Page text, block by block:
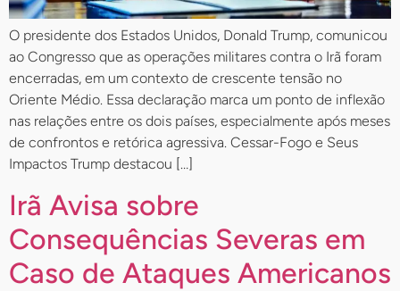
O presidente dos Estados Unidos, Donald Trump, comunicou
ao Congresso que as operações militares contra o Irã foram
encerradas, em um contexto de crescente tensão no
Oriente Médio. Essa declaração marca um ponto de inflexão
nas relações entre os dois países, especialmente após meses
de confrontos e retórica agressiva. Cessar-Fogo e Seus
Impactos Trump destacou […]
Irã Avisa sobre
Consequências Severas em
Caso de Ataques Americanos